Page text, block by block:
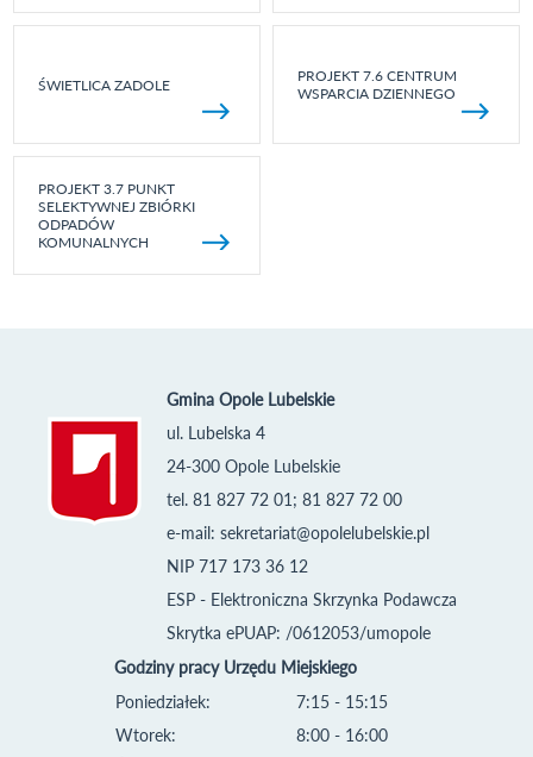
ŚWIETLICA ZADOLE
PROJEKT 7.6 CENTRUM
WSPARCIA DZIENNEGO
PROJEKT 3.7 PUNKT
SELEKTYWNEJ ZBIÓRKI
ODPADÓW
KOMUNALNYCH
Gmina Opole Lubelskie
ul. Lubelska 4
24-300 Opole Lubelskie
tel. 81 827 72 01; 81 827 72 00
e-mail: sekretariat@opolelubelskie.pl
NIP 717 173 36 12
ESP - Elektroniczna Skrzynka Podawcza
Skrytka ePUAP: /0612053/umopole
Godziny pracy Urzędu Miejskiego
Poniedziałek:
Wtorek:
7:15 - 15:15
8:00 - 16:00